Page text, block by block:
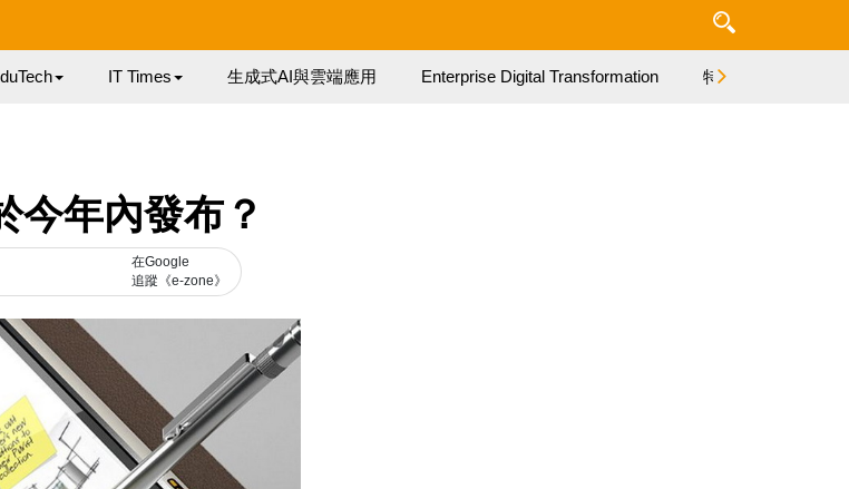
IT Times 生成式AI與雲端應用 Enterprise Digital Transformation 特集
年內發布？
在Google
追蹤《e-zone》